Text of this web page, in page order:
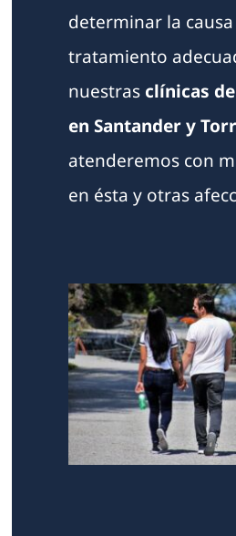
determinar la
tratamiento
nuestras clínicas de
en Santander y
atenderemos con
en ésta y otras